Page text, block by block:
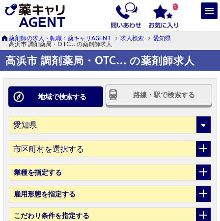
0
薬剤師の求人・転職：薬キャリAGENT 求人検索
愛知県
高浜市 調剤薬局・OTC… の薬剤師求人
高浜市 調剤薬局・OTC… の薬剤師求人
地域で検索する 路線・駅で検索する
市区町村を選択する
業種を指定する
雇用形態を指定する
こだわり条件を指定する